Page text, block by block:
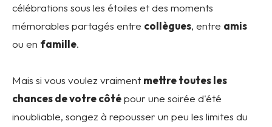
célébrations sous les étoiles et des moments
mémorables partagés entre collègues, entre amis
ou en famille.
Mais si vous voulez vraiment mettre toutes les
chances de votre côtépour une soirée d'été
inoubliable, songez à repousser un peu les limites du